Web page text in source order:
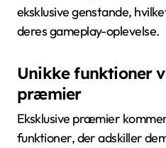
eksklusive genstande,
deres gameplay-oplevelse.
Unikke funktioner
præmier
Eksklusive præmier
funktioner, der adskiller